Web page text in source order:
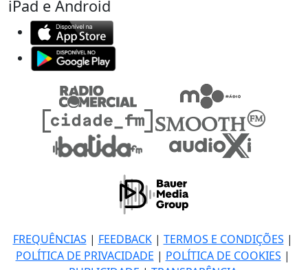
iPad e Android
FREQUÊNCIAS | FEEDBACK| TERMOS E CONDIÇÕES |
POLÍTICA DE PRIVACIDADE | POLÍTICA DE COOKIES |